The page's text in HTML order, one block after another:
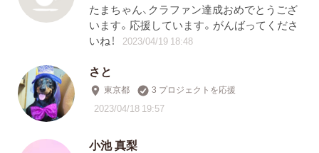
たまちゃん、クラファン達成おめでとうござ
います。応援しています。がんばってくださ
いね！
2023/04/19 18:48
さと
東京都 3 プロジェクトを応援
2023/04/18 19:57
小池 真梨